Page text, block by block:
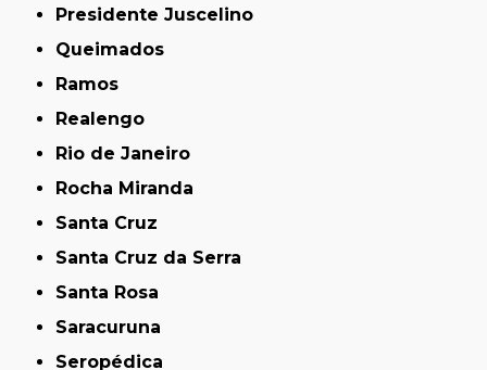
Presidente Juscelino
Queimados
Ramos
Realengo
Rio de Janeiro
Rocha Miranda
Santa Cruz
Santa Cruz da Serra
Santa Rosa
Saracuruna
Seropédica